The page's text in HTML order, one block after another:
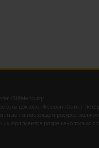
/St.Peterburg/.
доктора Исаевой /Санкт-
на настоящем ресурсе,
фрагментов разрешено только с